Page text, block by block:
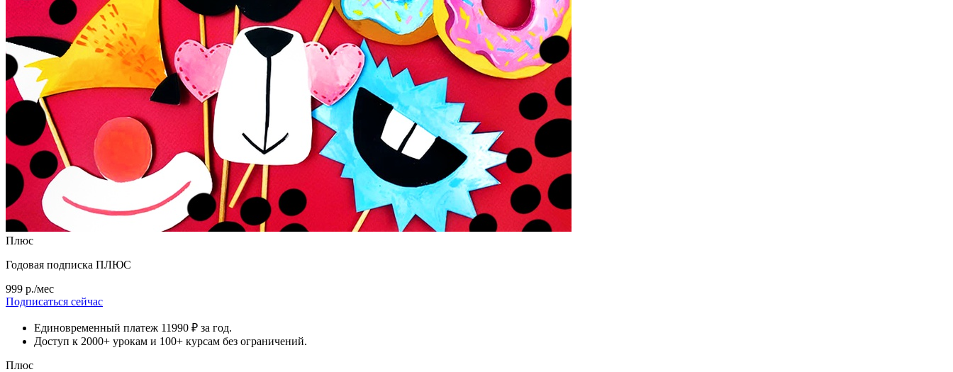
Плюс
Годовая подписка ПЛЮС
999 р./мес
Подписаться сейчас
Единовременный платеж 11990 ₽ за год.
Доступ к 2000+ урокам и 100+ курсам без ограничений.
Плюс